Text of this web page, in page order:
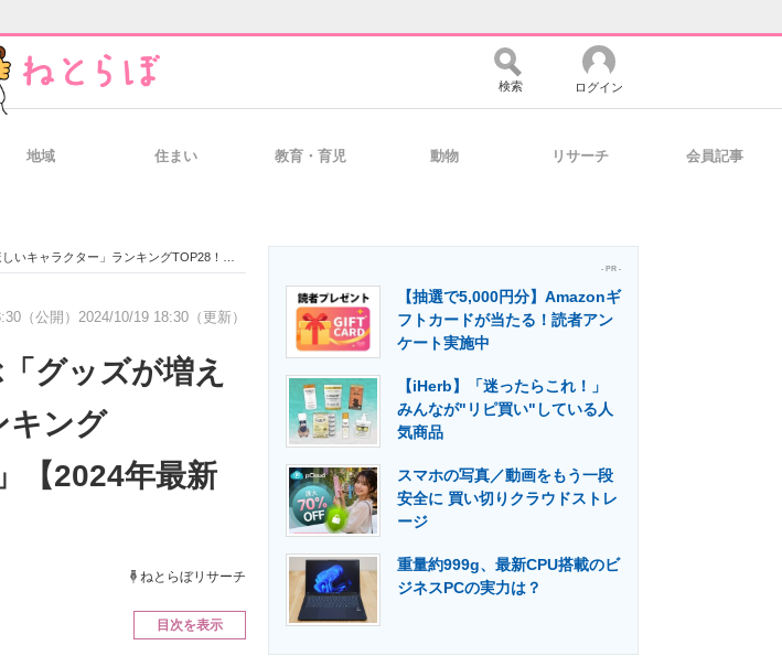
経営リーダーのコミュニティ マーケ×ITの今がよく分かる
製造業のIT導入・活用を支援
エネルギーの専門メディア 建設×テクノロジーの最前線
検索 ログイン
地域 住まい 教育・育児 動物 リサーチ 会員記事
ングTOP28！ 第1位は「灰原哀」【2024年最新投票結果】
（公開） 2024/10/19 18:30（更新）
グッズが増え
キング
【2024年最新
ねとらぼリサーチ
目次を表示
- PR -
【抽選で5,000円分】Amazonギ
フトカードが当たる！読者アン
ケート実施中
【iHerb】「迷ったらこれ！」
みんなが"リピ買い"している人
気商品
スマホの写真／動画をもう一段
安全に 買い切りクラウドストレ
ージ
重量約999g、最新CPU搭載のビ
ジネスPCの実力は？